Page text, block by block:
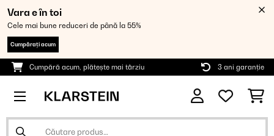
Vara e în toi
Cele mai bune reduceri de până la 55%
Cumpărați acum
Cumpără acum, plătește mai târziu 3 ani garanție